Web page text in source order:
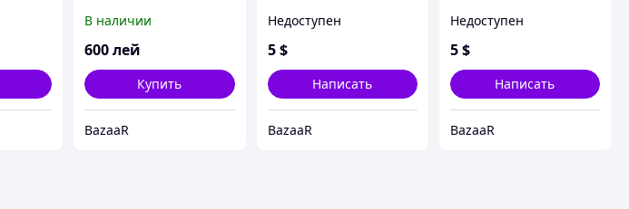
В наличии
600лей
Купить
BazaaR
Недоступен
5 $
Написать
BazaaR
Недоступен
5$
Написать
BazaaR